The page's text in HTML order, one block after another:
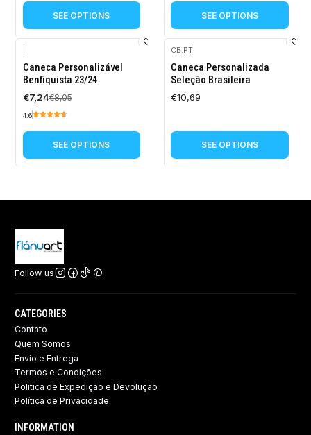
SEE OPTIONS SEE OPTIONS
-10%
OFF
Caneca Personalizável
Benfiquista 23/24
€7,24€8,05
4.6
SEE OPTIONS
CB.PT
Caneca Personalizada
Seleção Brasileira
€10,69
SEE OPTIONS
Follow us
CATEGORIES
Contato
Quem Somos
Envio e Entrega
Termos e Condições
Politica de Expedição e Devolução ​
Política de Privacidade
INFORMATION